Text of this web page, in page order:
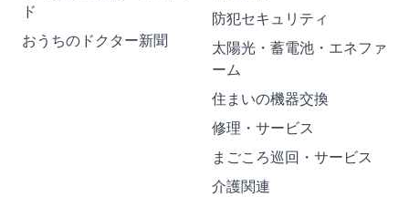
ド
おうちのドクター新聞
防犯セキュリティ
太陽光・蓄電池・エネファ
ーム
住まいの機器交換
修理・サービス
まごころ巡回・サービス
介護関連